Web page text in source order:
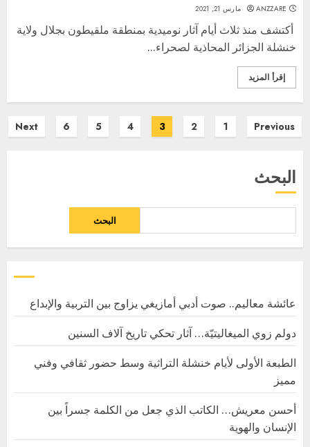
ANZZARE مارس 21, 2021
أكتشف منذ ثلاث أيام آثار نوميدية بمنطقة ملقيطون بجلال ولاية
خنشلة الجزائر المحاذية لصحراء...
إقرأ المزيد
تعدد
المقالات
Previous
1
2
3
4
5
6
Next
البحث
البحث
عائشة معاليم.. صوت أدبي أمازيغي يزاوج بين التربية والإبداع
دولم زوي الميغاليتيّة… آثار تحكي تاريخ آلاف السنين
الطبعة الأولى لأيام خنشلة التراثية وسط حضور ثقافي وفني
مميز
أحسن معريش… الكاتب الذي جعل من الكلمة جسراً بين
الإنسان والهوية